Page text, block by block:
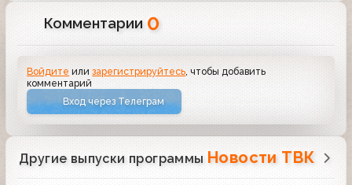
Комментарии 0
Войдите илизарегистрируйтесь, чтобы добавить
комментарий
Вход через Телеграм
Другие выпуски программы Новости ТВК